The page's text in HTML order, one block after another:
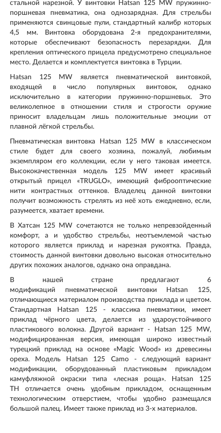
стальной нарезной. У винтовки Hatsan 125 MW пружинно-
поршневая пневматика, она однозарядная. Для стрельбы
применяются свинцовые пули, стандартный калибр которых
4,5 мм. Винтовка оборудована 2-я предохранителями,
которые обеспечивают безопасность перезарядки. Для
крепления оптического прицела предусмотрено специальное
место. Делается и комплектуется винтовка в Турции.
Hatsan 125 MW является пневматической винтовкой,
входящей в число популярных винтовок, однако
исключительно в категории пружинно-поршневых. Это
великолепное в отношении стиля и строгости оружие
приносит владельцам лишь положительные эмоции от
плавной лёгкой стрельбы.
Пневматическая винтовка Hatsan 125 MW в классическом
стиле будет для своего хозяина, пожалуй, любимым
экземпляром его коллекции, если у него таковая имеется.
Высококачественная модель 125 MW имеет красивый
открытый прицел «TRUGLO», имеющий фиброоптические
нити контрастных оттенков. Владелец данной винтовки
получит возможность стрелять из неё хоть ежедневно, если,
разумеется, хватает времени.
В Хатсан 125 MW сочетаются не только непревзойденный
комфорт, а и удобство стрельбы, неотъемлемой частью
которого является приклад и нарезная рукоятка. Правда,
стоимость данной винтовки довольно высокая относительно
других похожих аналогов, однако она оправдана.
В нашей стране предлагают 6
модификаций пневматической винтовки Hatsan 125,
отличающиеся материалом производства приклада и цветом.
Стандартная Hatsan 125 - классика пневматики, имеет
приклад чёрного цвета, делается из удароустойчивого
пластикового волокна. Другой вариант - Hatsan 125 MW,
модифицированная версия, имеющая широко известный
турецкий приклад на основе «Magic Wood» из древесины
ореха. Модель
Hatsan 125 Camo- следующий вариант
модификации, оборудованный пластиковым прикладом
камуфляжной окраски типа «лесная роща». Hatsan 125
TH отличается очень удобным прикладом, оснащенным
технологическим отверстием, чтобы удобно размещался
большой палец. Имеет также приклад из 3-х материалов.